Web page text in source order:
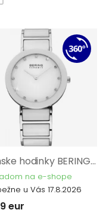
Dámske hodinky BERING Ceramic 11435-754
na e-shope
u Vás 17.8.2026
eur